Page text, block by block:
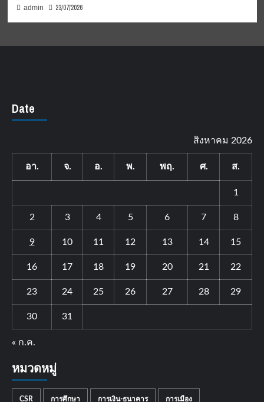
admin 23/07/2026
Date
สิงหาคม 2026
อา. จ. อ. พ. พฤ. ศ. ส.
1
2 3 4 5 6 7 8
9 10 11 12 13 14 15
16 17 18 19 20 21 22
23 24 25 26 27 28 29
30 31
« ก.ค.
หมวดหมู่
CSR การศึกษา การเงิน-ธนาคาร การเมือง